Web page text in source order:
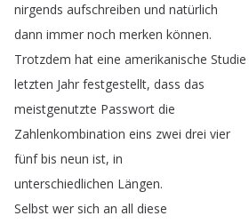
nirgends aufschreiben und natürlich
dann immer noch merken können.
Trotzdem hat eine amerikanische Studie
letzten Jahr festgestellt, dass das
meistgenutzte Passwort die
Zahlenkombination eins zwei drei vier
fünf bis neun ist, in
unterschiedlichen Längen.
Selbst wer sich an all diese